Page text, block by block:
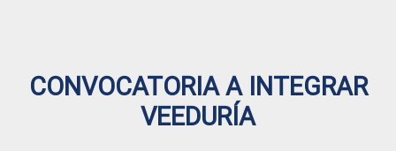
CONVOCATORIA A INTEGRAR
VEEDURÍA